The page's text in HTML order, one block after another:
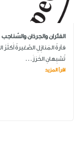
الفئران والجرذان والسّناجب
فأرةُ المَنازِلِ الصَّغيرةُ أَكثَرُ
تُشبِهانِ الخَرَزَ...
اقرأ المزيد